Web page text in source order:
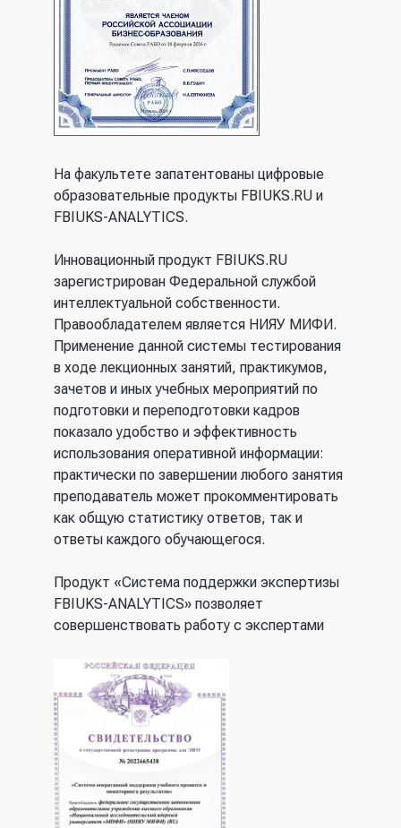
На факультете запатентованы цифровые
образовательные продукты FBIUKS.RU и
FBIUKS-ANALYTICS.
Инновационный продукт FBIUKS.RU
зарегистрирован Федеральной службой
интеллектуальной собственности.
Правообладателем является НИЯУ МИФИ.
Применение данной системы тестирования
в ходе лекционных занятий, практикумов,
зачетов и иных учебных мероприятий по
подготовки и переподготовки кадров
показало удобство и эффективность
использования оперативной информации:
практически по завершении любого занятия
преподаватель может прокомментировать
как общую статистику ответов, так и
ответы каждого обучающегося.
Продукт «Система поддержки экспертизы
FBIUKS-ANALYTICS» позволяет
совершенствовать работу с экспертами